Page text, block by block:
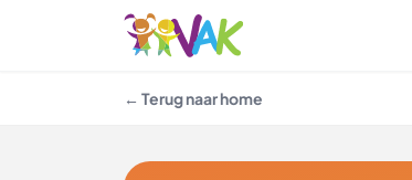
← Terug naar home